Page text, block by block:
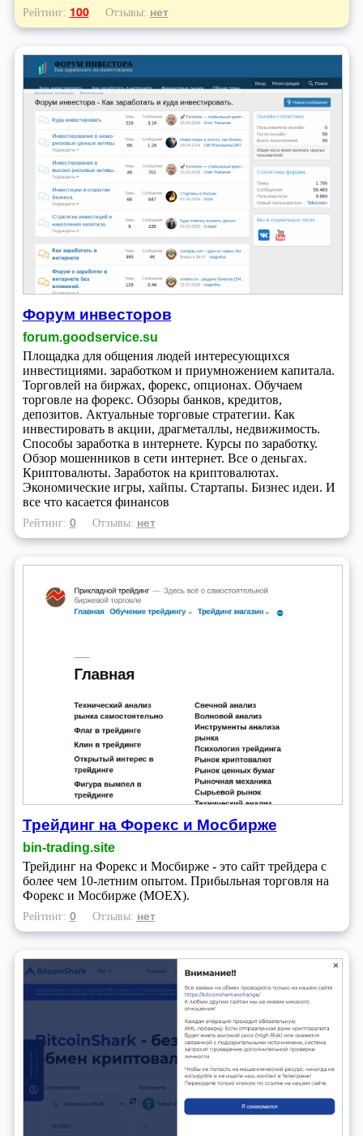
Рейтинг: 100 Отзывы: нет
Форум инвесторов
forum.goodservice.su
Площадка для общения людей интересующихся
инвестициями. заработком и приумножением капитала.
Торговлей на биржах, форекс, опционах. Обучаем
торговле на форекс. Обзоры банков, кредитов,
депозитов. Актуальные торговые стратегии. Как
инвестировать в акции, драгметаллы, недвижимость.
Способы заработка в интернете. Курсы по заработку.
Обзор мошенников в сети интернет. Все о деньгах.
Криптовалюты. Заработок на криптовалютах.
Экономические игры, хайпы. Стартапы. Бизнес идеи. И
все что касается финансов
Рейтинг: 0 Отзывы: нет
Трейдинг на Форекс и Мосбирже
bin-trading.site
Трейдинг на Форекс и Мосбирже - это сайт трейдера с
более чем 10-летним опытом. Прибыльная торговля на
Форекс и Мосбирже (MOEX).
Рейтинг: 0 Отзывы: нет